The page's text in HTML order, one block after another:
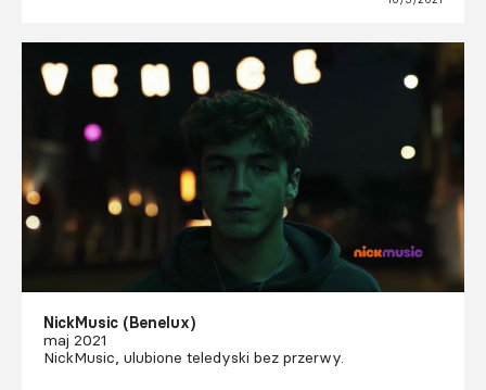
NickMusic (Benelux)
maj 2021
NickMusic, ulubione teledyski bez przerwy.